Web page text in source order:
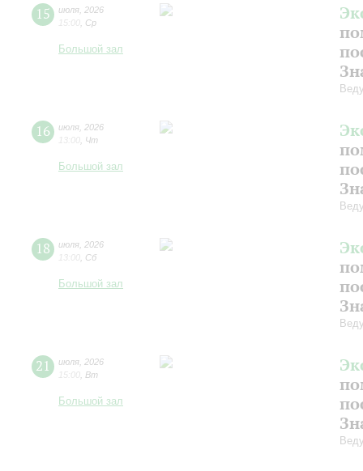
15 июля 2026
15:00 Ср
Большой зал
16 июля 2026
13:00 Чт
Большой зал
18 июля 2026
13:00 Сб
Большой зал
21 июля 2026
15:00 Вт
Большой зал